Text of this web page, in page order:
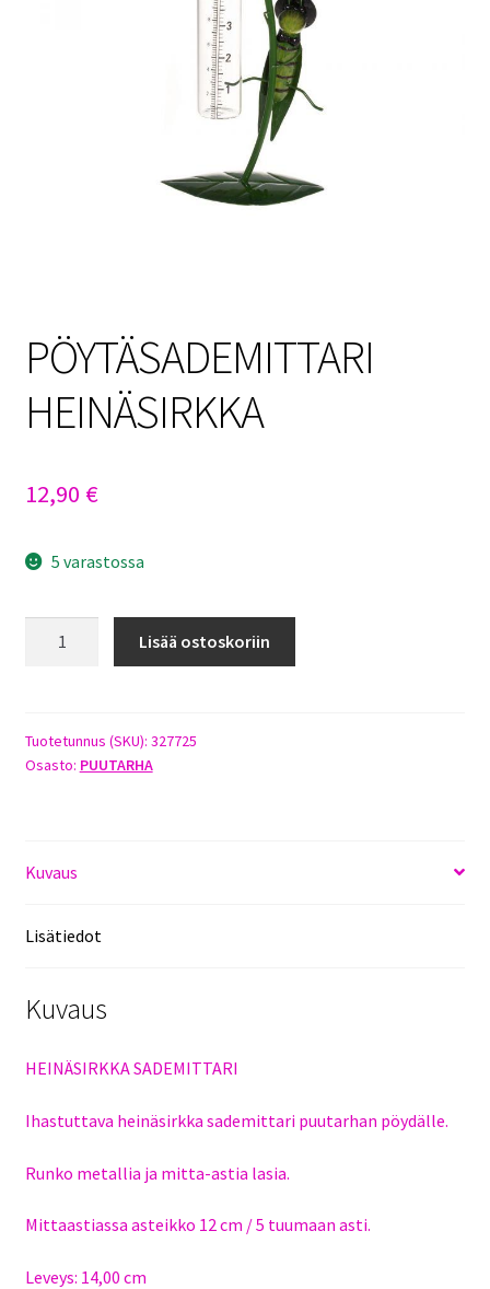
PÖYTÄSADEMITTARI
HEINÄSIRKKA
12,90 €
5 varastossa
Lisää ostoskoriin
Tuotetunnus (SKU): 327725
Osasto: PUUTARHA
Kuvaus
Lisätiedot
Kuvaus
HEINÄSIRKKA SADEMITTARI
Ihastuttava heinäsirkka sademittari puutarhan pöydälle.
Runko metallia ja mitta-astia lasia.
Mittaastiassa asteikko 12 cm / 5 tuumaan asti.
Leveys: 14,00 cm